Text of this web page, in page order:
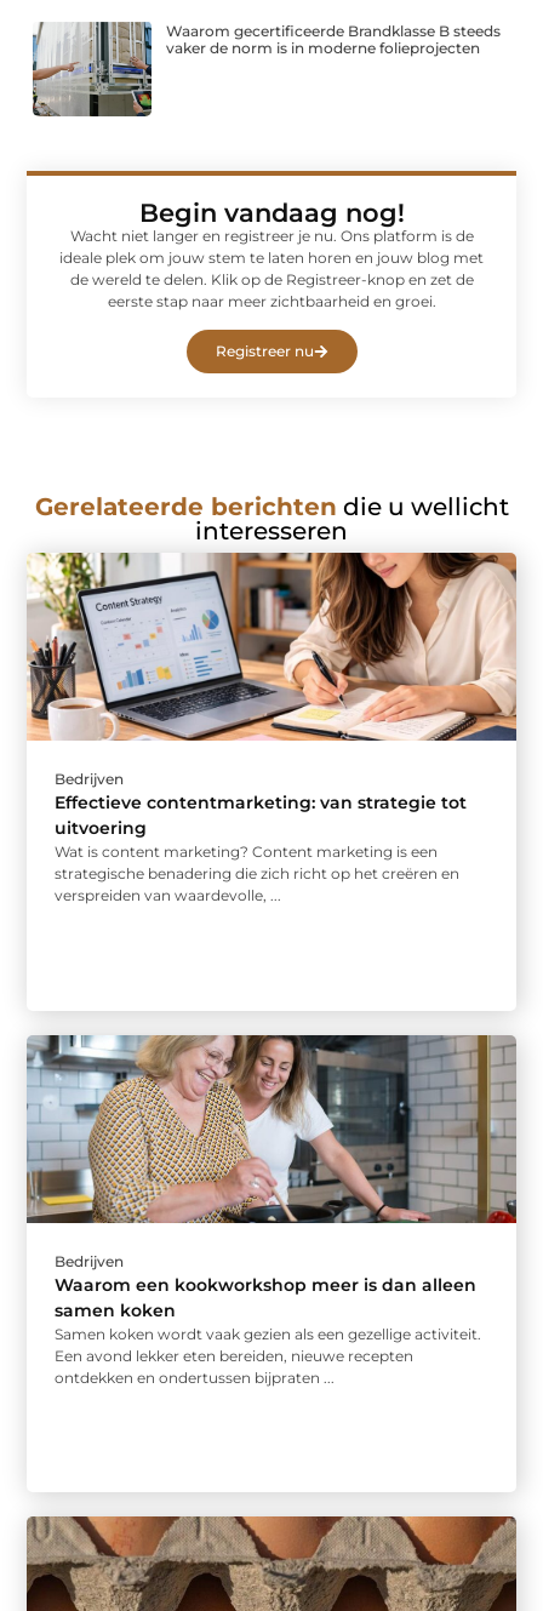
Waarom gecertificeerde Brandklasse B steeds
vaker de norm is in moderne folieprojecten
Begin vandaag nog!
Wacht niet langer en registreer je nu. Ons platform is de
ideale plek om jouw stem te laten horen en jouw blog met
de wereld te delen. Klik op de Registreer-knop en zet de
eerste stap naar meer zichtbaarheid en groei.
Registreer nu
Gerelateerde berichten die u wellicht
interesseren
Bedrijven
Effectieve contentmarketing: van strategie tot
uitvoering
Wat is content marketing? Content marketing is een
strategische benadering die zich richt op het creëren en
verspreiden van waardevolle, ...
Bedrijven
Waarom een kookworkshop meer is dan alleen
samen koken
Samen koken wordt vaak gezien als een gezellige activiteit.
Een avond lekker eten bereiden, nieuwe recepten
ontdekken en ondertussen bijpraten ...